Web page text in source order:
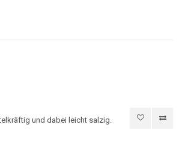
und dabei leicht salzig.